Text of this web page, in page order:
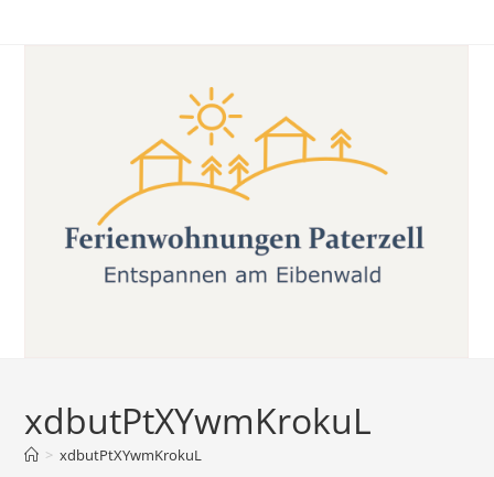
Inhalt
xdbutPtXYwmKrokuL
> xdbutPtXYwmKrokuL